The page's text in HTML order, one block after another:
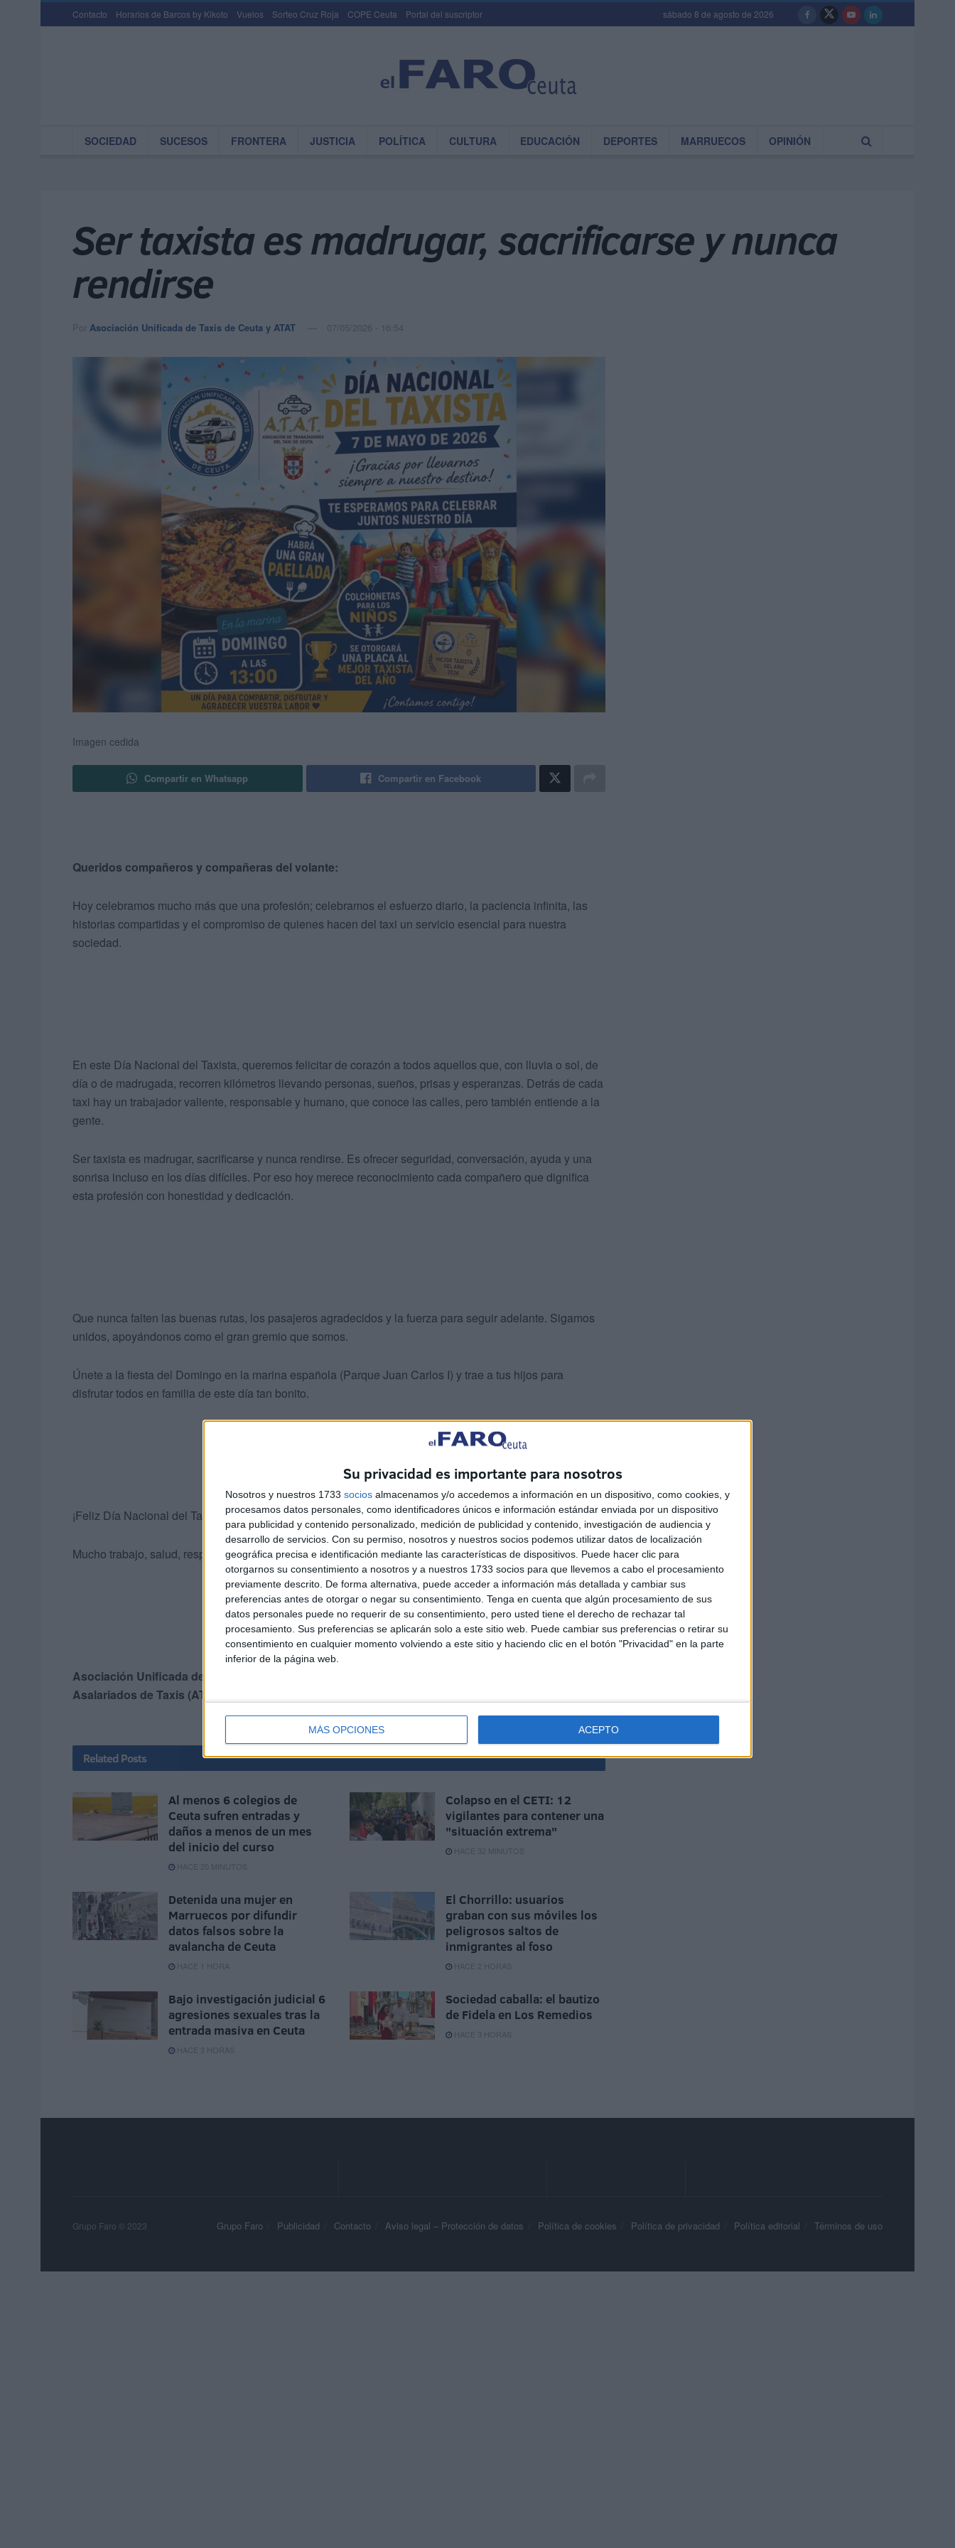
Su privacidad es importante para nosotros
Nosotros y nuestros 1733 socios almacenamos y/o accedemos a información en un dispositivo, como cookies, y
procesamos datos personales, como identificadores únicos e información estándar enviada por un dispositivo
para publicidad y contenido personalizado, medición de publicidad y contenido, investigación de audiencia y
desarrollo de servicios. Con su permiso, nosotros y nuestros socios podemos utilizar datos de localización
geográfica precisa e identificación mediante las características de dispositivos. Puede hacer clic para
otorgarnos su consentimiento a nosotros y a nuestros 1733 socios para que llevemos a cabo el procesamiento
previamente descrito. De forma alternativa, puede acceder a información más detallada y cambiar sus
preferencias antes de otorgar o negar su consentimiento. Tenga en cuenta que algún procesamiento de sus
datos personales puede no requerir de su consentimiento, pero usted tiene el derecho de rechazar tal
procesamiento. Sus preferencias se aplicarán solo a este sitio web. Puede cambiar sus preferencias o retirar su
consentimiento en cualquier momento volviendo a este sitio y haciendo clic en el botón "Privacidad" en la parte
inferior de la página web.
MÁS OPCIONES ACEPTO
Contacto Horarios de Barcos by Kikoto Vuelos Sorteo Cruz Roja COPE Ceuta Portal del suscriptor sábado 8 de agosto de 2026
SOCIEDAD SUCESOS FRONTERA JUSTICIA POLÍTICA CULTURA EDUCACIÓN DEPORTES MARRUECOS OPINIÓN
Ser taxista es madrugar, sacrificarse y nunca
rendirse
Por Asociación Unificada de Taxis de Ceuta y ATAT 07/05/2026 - 16:54
Imagen cedida
Compartir en Whatsapp Compartir en Facebook
Queridos compañeros y compañeras del volante:
Hoy celebramos mucho más que una profesión; celebramos el esfuerzo diario, la paciencia infinita, las
historias compartidas y el compromiso de quienes hacen del taxi un servicio esencial para nuestra
sociedad.
En este Día Nacional del Taxista, queremos felicitar de corazón a todos aquellos que, con lluvia o sol, de
día o de madrugada, recorren kilómetros llevando personas, sueños, prisas y esperanzas. Detrás de cada
taxi hay un trabajador valiente, responsable y humano, que conoce las calles, pero también entiende a la
gente.
Ser taxista es madrugar, sacrificarse y nunca rendirse. Es ofrecer seguridad, conversación, ayuda y una
sonrisa incluso en los días difíciles. Por eso hoy merece reconocimiento cada compañero que dignifica
esta profesión con honestidad y dedicación.
Que nunca falten las buenas rutas, los pasajeros agradecidos y la fuerza para seguir adelante. Sigamos
unidos, apoyándonos como el gran gremio que somos.
Únete a la fiesta del Domingo en la marina española (Parque Juan Carlos I) y trae a tus hijos para
disfrutar todos en familia de este día tan bonito.
¡Feliz Día Nacional del Taxista a todos los compañeros!
Mucho trabajo, salud, respeto y kilómetros de bendiciones para cada uno.
Asociación Unificada de Taxis de Ceuta, con la colaboración de la Asociación de Trabajadores
Asalariados de Taxis (ATAT).
Related Posts
Al menos 6 colegios de
Ceuta sufren entradas y
daños a menos de un mes
del inicio del curso
HACE 20 MINUTOS
Colapso en el CETI: 12
vigilantes para contener una
"situación extrema"
HACE 32 MINUTOS
Detenida una mujer en
Marruecos por difundir
datos falsos sobre la
avalancha de Ceuta
HACE 1 HORA
El Chorrillo: usuarios
graban con sus móviles los
peligrosos saltos de
inmigrantes al foso
HACE 2 HORAS
Bajo investigación judicial 6
agresiones sexuales tras la
entrada masiva en Ceuta
HACE 3 HORAS
Sociedad caballa: el bautizo
de Fidela en Los Remedios
HACE 3 HORAS
Grupo Faro Publicidad Contacto Aviso legal – Protección de datos Política de cookies Política de privacidad Política editorial Términos de uso
Grupo Faro © 2023